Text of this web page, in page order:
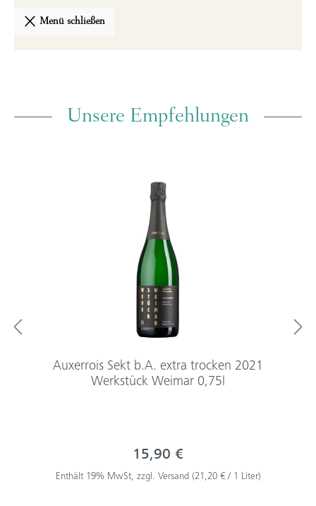
Menü schließen
Unsere Empfehlungen
Auxerrois Sekt b.A. extra trocken 2021
Werkstück Weimar 0,75l
15,90 €
Enthält 19% MwSt, zzgl. Versand (21,20 € / 1 Liter)